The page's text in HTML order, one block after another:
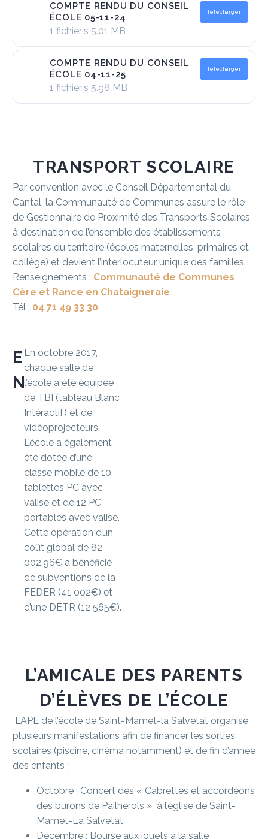
COMPTE RENDU DU CONSEIL
ÉCOLE 05-11-24
1 fichier·s 5.01 MB
Télécharger
COMPTE RENDU DU CONSEIL
ÉCOLE 04-11-25
1 fichier·s 5.98 MB
Télécharger
TRANSPORT SCOLAIRE
Par convention avec le Conseil Départemental du
Cantal, la Communauté de Communes assure le rôle
de Gestionnaire de Proximité des Transports Scolaires
à destination de l’ensemble des établissements
scolaires du territoire (écoles maternelles, primaires et
collège) et devient l’interlocuteur unique des familles.
Renseignements : Communauté de Communes
Cère et Rance en Chataigneraie
Tél : 04 71 49 33 30
EQUIPEMENT
NUMÉRIQUE
En octobre 2017,
chaque salle de
l’école a été équipée
de TBI (tableau Blanc
Intéractif) et de
vidéoprojecteurs.
L’école a également
été dotée d’une
classe mobile de 10
tablettes PC avec
valise et de 12 PC
portables avec valise.
Cette opération d’un
coût global de 82
002.96€ a bénéficié
de subventions de la
FEDER (41 002€) et
d’une DETR (12 565€).
L’AMICALE DES PARENTS
D’ÉLÈVES DE L’ÉCOLE
L’APE de l’école de Saint-Mamet-la Salvetat organise
plusieurs manifestations afin de financer les sorties
scolaires (piscine, cinéma notamment) et de fin d’année
des enfants :
Octobre : Concert des « Cabrettes et accordéons
des burons de Pailherols » à l’église de Saint-
Mamet-La Salvetat
Décembre : Bourse aux jouets à la salle